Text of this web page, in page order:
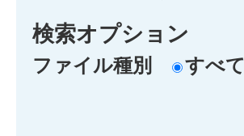
検索オプション
ファイル種別 すべて